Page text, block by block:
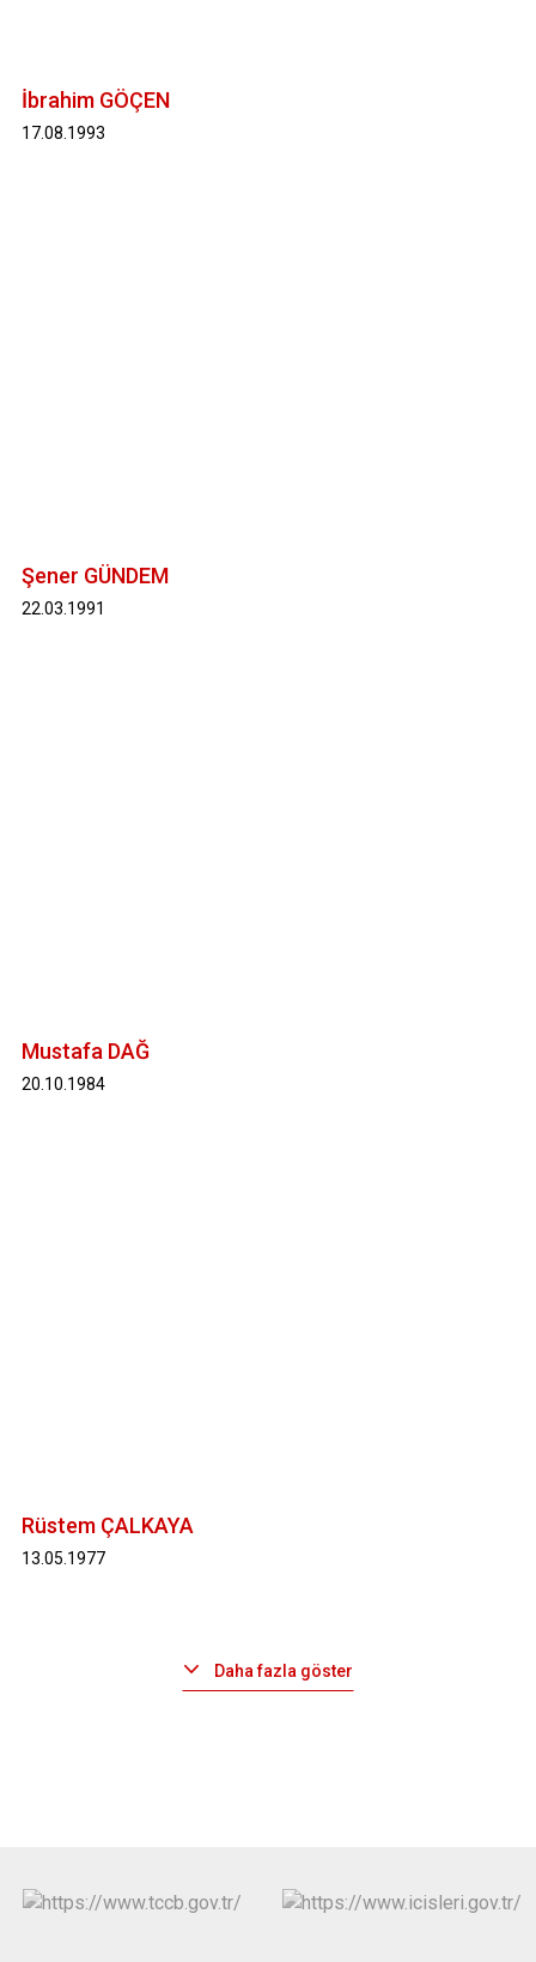
İbrahim GÖÇEN
17.08.1993
Şener GÜNDEM
22.03.1991
Mustafa DAĞ
20.10.1984
Rüstem ÇALKAYA
13.05.1977
Daha fazla göster